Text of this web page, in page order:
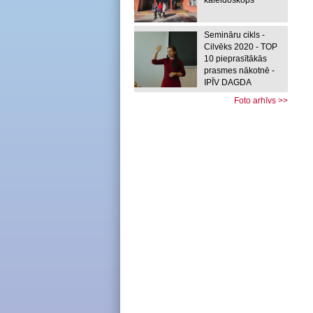
Semināru cikls -
Cilvēks 2020 - TOP
10 pieprasītākās
prasmes nākotnē -
IPĪV DAGDA
Foto arhīvs >>